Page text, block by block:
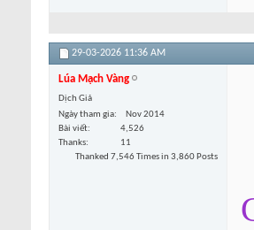
29-03-2026 11:36 AM
Lúa Mạch Vàng
Dịch Giả
Ngày tham gia
Nov 2014
Bài viết
4,526
Thanks
11
Thanked 7,546 Times in 3,860 Posts